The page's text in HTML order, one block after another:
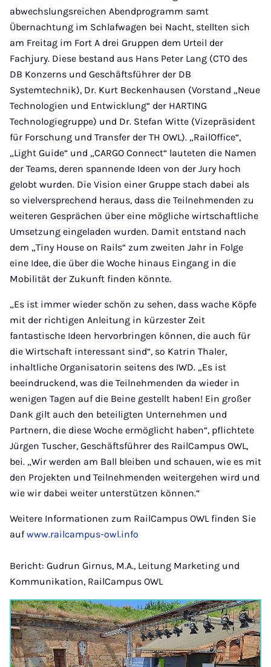
abwechslungsreichen Abendprogramm samt
Übernachtung im Schlafwagen bei Nacht, stellten sich
am Freitag im Fort A drei Gruppen dem Urteil der
Fachjury. Diese bestand aus Hans Peter Lang (CTO des
DB Konzerns und Geschäftsführer der DB
Systemtechnik), Dr. Kurt Beckenhausen (Vorstand „Neue
Technologien und Entwicklung“ der HARTING
Technologiegruppe) und Dr. Stefan Witte (Vizepräsident
für Forschung und Transfer der TH OWL). „RailOffice“,
„Light Guide“ und „CARGO Connect“ lauteten die Namen
der Teams, deren spannende Ideen von der Jury hoch
gelobt wurden. Die Vision einer Gruppe stach dabei als
so vielversprechend heraus, dass die Teilnehmenden zu
weiteren Gesprächen über eine mögliche wirtschaftliche
Umsetzung eingeladen wurden. Damit entstand nach
dem „Tiny House on Rails“ zum zweiten Jahr in Folge
eine Idee, die über die Woche hinaus Eingang in die
Mobilität der Zukunft finden könnte.
„Es ist immer wieder schön zu sehen, dass wache Köpfe
mit der richtigen Anleitung in kürzester Zeit
fantastische Ideen hervorbringen können, die auch für
die Wirtschaft interessant sind“, so Katrin Thaler,
inhaltliche Organisatorin seitens des IWD. „Es ist
beeindruckend, was die Teilnehmenden da wieder in
wenigen Tagen auf die Beine gestellt haben! Ein großer
Dank gilt auch den beteiligten Unternehmen und
Partnern, die diese Woche ermöglicht haben“, pflichtete
Jürgen Tuscher, Geschäftsführer des RailCampus OWL,
bei. „Wir werden am Ball bleiben und schauen, wie es mit
den Projekten und Teilnehmenden weitergehen wird und
wie wir dabei weiter unterstützen können.“
Weitere Informationen zum RailCampus OWL finden Sie
aufwww.railcampus-owl.info
Bericht: Gudrun Girnus, M.A., Leitung Marketing und
Kommunikation, RailCampus OWL